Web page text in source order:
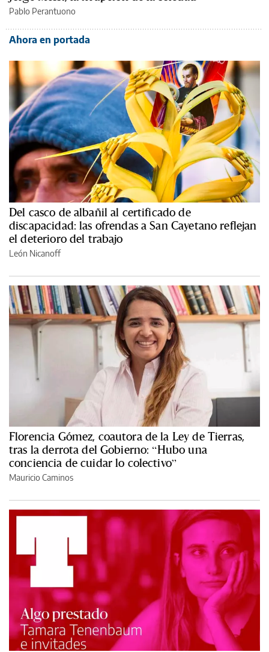
Pablo Perantuono
Ahora en portada
Del casco de albañil al certificado de
discapacidad: las ofrendas a San Cayetano reflejan
el deterioro del trabajo
León Nicanoff
Florencia Gómez, coautora de la Ley de Tierras,
tras la derrota del Gobierno: “Hubo una
conciencia de cuidar lo colectivo”
Mauricio Caminos